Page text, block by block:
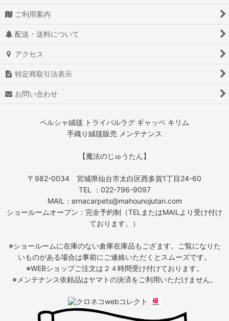
ご利用案内
配送・送料について
アクセス
特定商取引法表示
お問い合わせ
ペルシャ絨毯 トライバルラグ ギャッベ キリム
手織り絨毯販売 メンテナンス
【魔法のじゅうたん】
〒982-0034 宮城県仙台市太白区西多賀1丁目24-60
TEL ：022-796-9097
MAIL：ernacarpets@mahounojutan.com
ショールームオープン：完全予約制（TELまたはMAILより受け付け
ております。）
※ショールームに在庫のない倉庫在庫品もござます。ご覧になりた
いものがある場合は事前にご連絡いただくとスムーズです。
※WEBショップご注文は２４時間受け付けております。
※メンテナンス依頼品はヤマトの決済をご利用いただけません。